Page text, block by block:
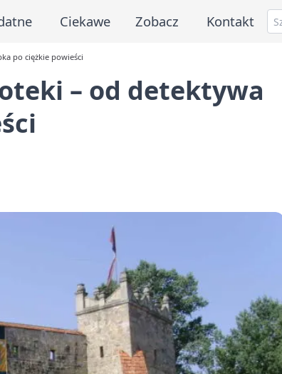
Ciekawe Zobacz Kontakt
po ciężkie powieści
– od detektywa